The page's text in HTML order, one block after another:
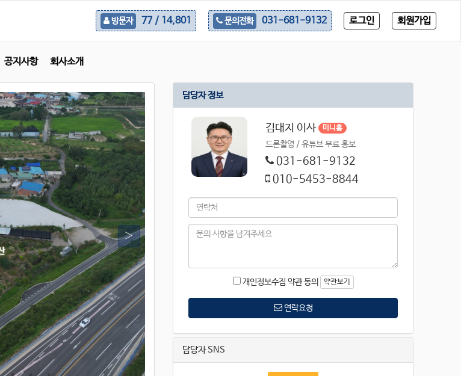
로그인 회원가입
문의전화 031-681-9132
방문자 77 / 14,801
공지사항 회사소개
담당자 정보
김대지 이사 미니홈
드론촬영 / 유튜브 무료 홍보
031-681-9132
010-5453-8844
개인정보수집 약관 동의 약관보기
연락요청
담당자 SNS